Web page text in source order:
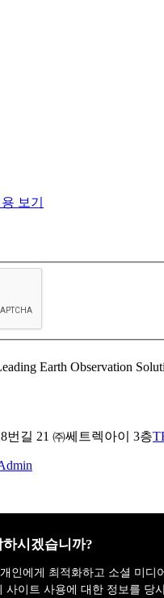
보기
번길 21 ㈜쎄트렉아이 3층
시겠습니까?
인에게 최적화하고 소셜 미디
이트 사용에 대한 정보를 당